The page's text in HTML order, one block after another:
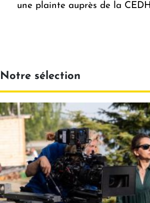
une plainte auprès de la CEDH
Notre sélection